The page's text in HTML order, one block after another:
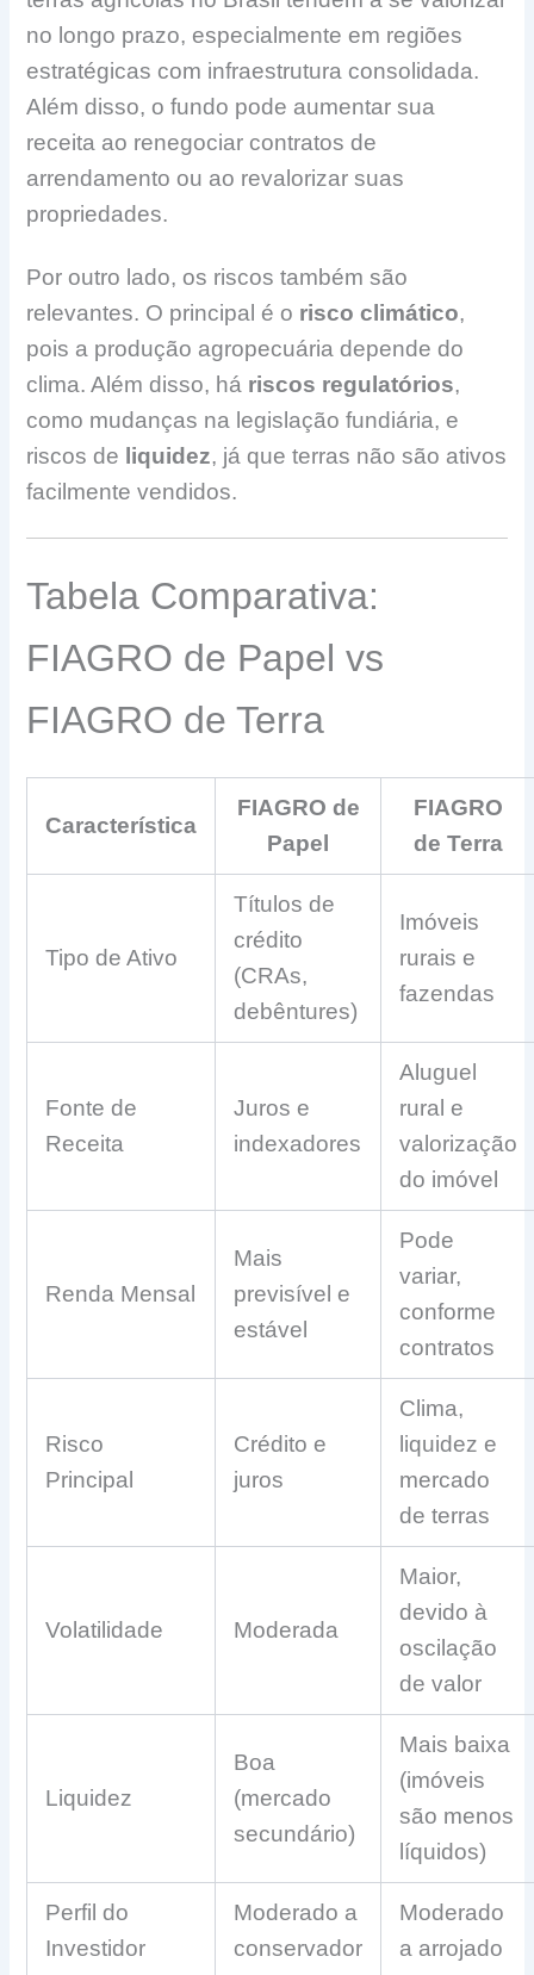
no longo prazo, especialmente em regiões
estratégicas com infraestrutura consolidada.
Além disso, o fundo pode aumentar sua
receita ao renegociar contratos de
arrendamento ou ao revalorizar suas
propriedades.
Por outro lado, os riscos também são
relevantes. O principal é o risco climático,
pois a produção agropecuária depende do
clima. Além disso, há riscos regulatórios,
como mudanças na legislação fundiária, e
riscos de liquidez, já que terras não são ativos
facilmente vendidos.
Tabela Comparativa:
FIAGRO de Papel vs
FIAGRO de Terra
Característica
FIAGRO de
Papel
FIAGRO
de Terra
Tipo de Ativo
Títulos de
crédito
(CRAs,
debêntures)
Imóveis
rurais e
fazendas
Fonte de
Receita
Juros e
indexadores
Aluguel
rural e
valorização
do imóvel
Renda Mensal
Mais
previsível e
estável
Pode
variar,
conforme
contratos
Risco
Principal
Crédito e
juros
Clima,
liquidez e
mercado
de terras
Volatilidade Moderada
Maior,
devido à
oscilação
de valor
Liquidez
Boa
(mercado
secundário)
Mais baixa
(imóveis
são menos
líquidos)
Perfil do
Investidor
Moderado a
conservador
Moderado
a arrojado